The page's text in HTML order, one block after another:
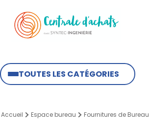
TOUTES LES CATÉGORIES
Accueil Espace bureau Fournitures de Bureau